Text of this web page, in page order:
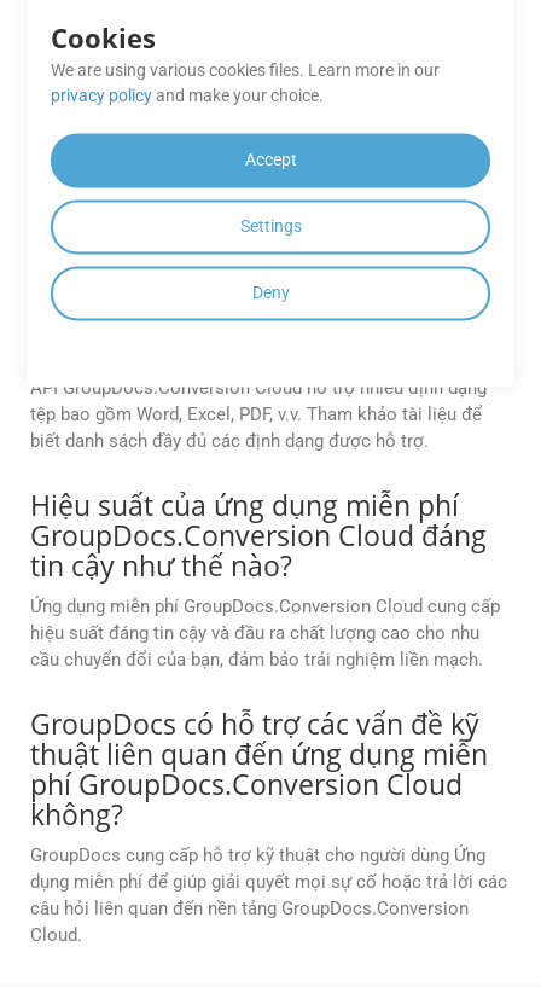
của ngành.
Có SDK di động nào có sẵn để xây
dựng ứng dụng Android không?
Có. GroupDocs Cloud cung cấp SDK Android gốc,
Conversion Cloud SDK dành cho Android, cho phép các nhà
phát triển tích hợp trực tiếp khả năng xử lý tài liệu vào ứng
dụng Android của họ.
API GroupDocs.Conversion Cloud hỗ
API GroupDocs.Conversion Cloud hỗ trợ nhiều định dạng
tệp bao gồm Word, Excel, PDF, v.v. Tham khảo tài liệu để
biết danh sách đầy đủ các định dạng được hỗ trợ.
Hiệu suất của ứng dụng miễn phí
GroupDocs.Conversion Cloud đáng
tin cậy như thế nào?
Ứng dụng miễn phí GroupDocs.Conversion Cloud cung cấp
hiệu suất đáng tin cậy và đầu ra chất lượng cao cho nhu
cầu chuyển đổi của bạn, đảm bảo trải nghiệm liền mạch.
GroupDocs có hỗ trợ các vấn đề kỹ
thuật liên quan đến ứng dụng miễn
phí GroupDocs.Conversion Cloud
không?
GroupDocs cung cấp hỗ trợ kỹ thuật cho người dùng Ứng
dụng miễn phí để giúp giải quyết mọi sự cố hoặc trả lời các
câu hỏi liên quan đến nền tảng GroupDocs.Conversion
Cloud.
Cookies
We are using various cookies files. Learn more in our
privacy policyand make your choice.
Accept
Settings
Deny